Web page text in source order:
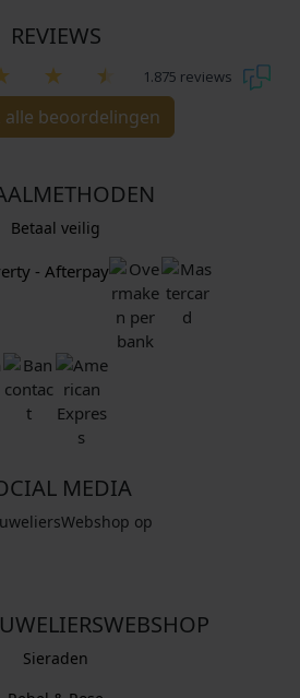
REVIEWS
1.875 reviews
alle beoordelingen
Betaal veilig
MEDIA
op
Sieraden